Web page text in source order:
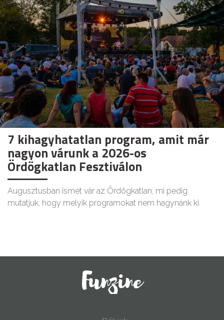
7 kihagyhatatlan program, amit már
nagyon várunk a 2026-os
Ördögkatlan Fesztiválon
Augusztusban ismét vár az Ördögkatlan, mi pedig
mutatjuk, hogy melyik programokat nem hagynánk ki.